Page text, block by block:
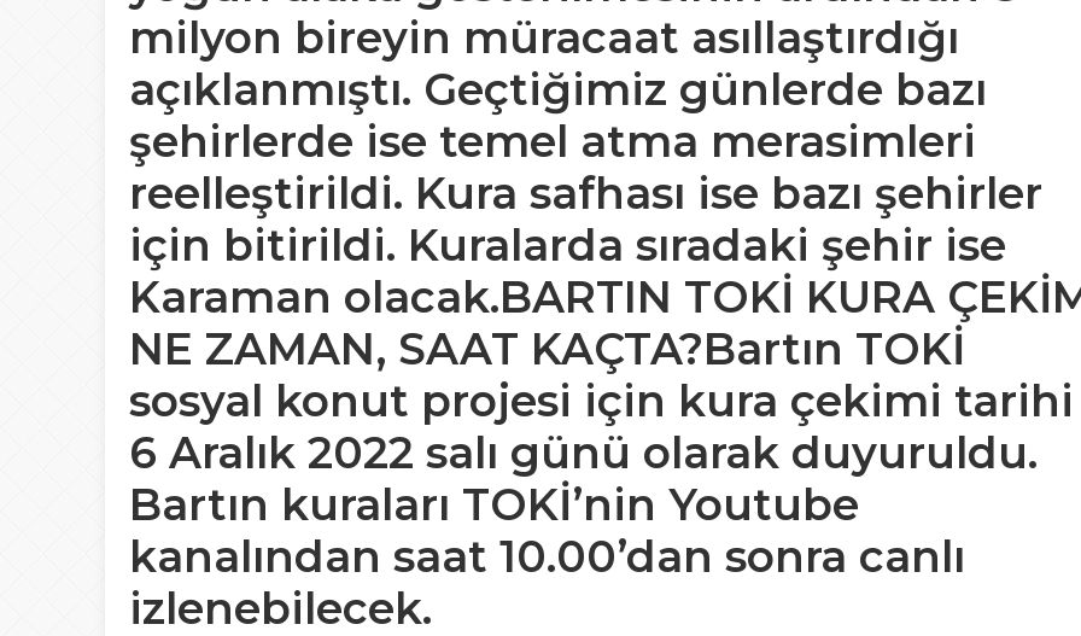
milyon bireyin müracaat asıllaştırdığı
açıklanmıştı. Geçtiğimiz günlerde bazı
şehirlerde ise temel atma merasimleri
reelleştirildi. Kura safhası ise bazı şehirler
için bitirildi. Kuralarda sıradaki şehir ise
Karaman olacak.BARTIN TOKİ KURA
NE ZAMAN, SAAT KAÇTA?Bartın TOKİ
sosyal konut projesi için kura çekimi tarihi
6 Aralık 2022 salı günü olarak duyuruldu.
Bartın kuraları TOKİ’nin Youtube
kanalından saat 10.00’dan sonra canlı
izlenebilecek.